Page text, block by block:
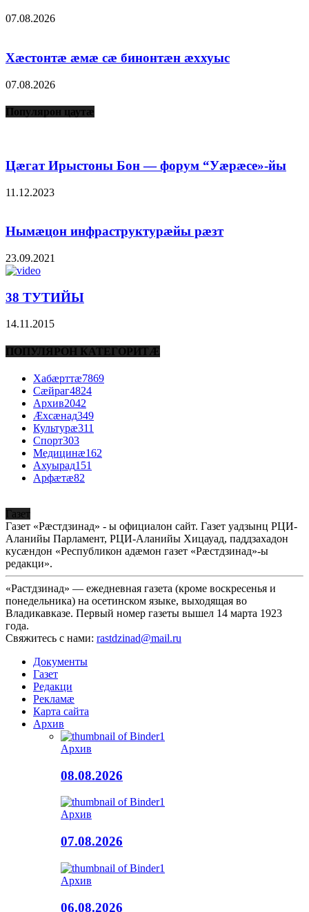
07.08.2026
Хæстонтæ æмæ сæ бинонтæн æххуыс
07.08.2026
Популярон цаутæ
Цæгат Ирыстоны Бон — форум “Уæрæсе»-йы
11.12.2023
Нымæцон инфраструктурæйы рæзт
23.09.2021
38 ТУТИЙЫ
14.11.2015
ПОПУЛЯРОН КАТЕГОРИТÆ
Хабæрттæ7869
Сæйраг4824
Архив2042
Æхсæнад349
Культурæ311
Спорт303
Медицинæ162
Ахуырад151
Арфæтæ82
Газет
Газет «Рæстдзинад» - ы официалон сайт. Газет уадзынц РЦИ-
Аланийы Парламент, РЦИ-Аланийы Хицауад, паддзахадон
кусæндон «Республикон адæмон газет «Рæстдзинад»-ы
редакци».
«Растдзинад» — ежедневная газета (кроме воскресенья и
понедельника) на осетинском языке, выходящая во
Владикавказе. Первый номер газеты вышел 14 марта 1923
года.
Свяжитесь с нами: rastdzinad@mail.ru
Документы
Газет
Редакци
Рекламæ
Карта сайта
Архив
Архив
08.08.2026
Архив
07.08.2026
Архив
06.08.2026